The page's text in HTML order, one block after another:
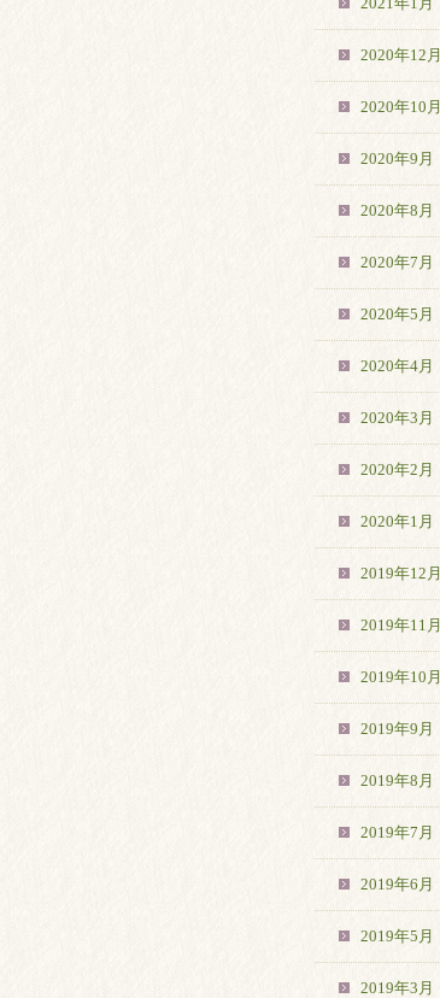
2020年12月
2020年10月
2020年9月
2020年8月
2020年7月
2020年5月
2020年4月
2020年3月
2020年2月
2020年1月
2019年12月
2019年11月
2019年10月
2019年9月
2019年8月
2019年7月
2019年6月
2019年5月
2019年3月